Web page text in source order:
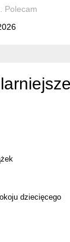
Polecam
dziecięcego